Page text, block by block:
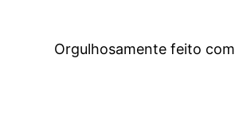
Orgulhosamente feito com